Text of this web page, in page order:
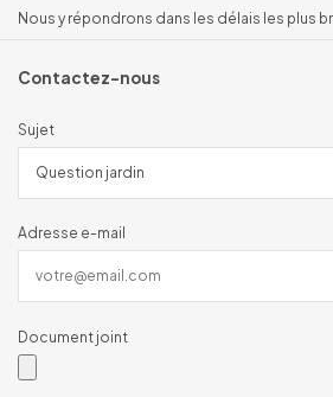
Nous y répondrons dans les délais les plus
Contactez-nous
Sujet
Adresse e-mail
Document joint